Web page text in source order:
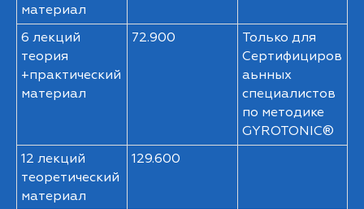
материал
6 лекций
теория
+практический
материал
72.900
Только для
Сертифициров
аьнных
специалистов
по методике
GYROTONIC®
12 лекций
теоретический
материал
129.600